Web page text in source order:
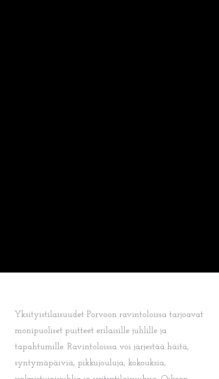
Yksityistilaisuudet Porvoon ravintoloissa tarjoavat
monipuoliset puitteet erilaisille juhlille ja
tapahtumille. Ravintoloissa voi järjestää häitä,
syntymäpäiviä, pikkujouluja, kokouksia,